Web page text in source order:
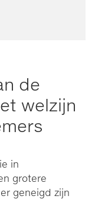
de
welzijn
in
grotere
geneigd zijn